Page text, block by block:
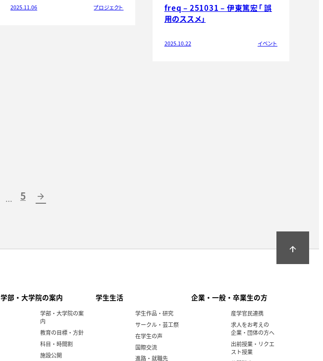
2025.11.06 プロジェクト
freq – 251031 – 伊東篤宏「 誤
用のススメ」
2025.10.22 イベント
… 5 arrow_forward
arrow_upward
学部・大学院の案内
学部・大学院の案
内
教育の目標・方針
科目・時間割
施設公開
学生生活
学生作品・研究
サークル・芸工祭
在学生の声
国際交流
進路・就職先
企業・一般・卒業生の方
産学官民連携
求人をお考えの
企業・団体の方へ
出前授業・リクエ
スト授業